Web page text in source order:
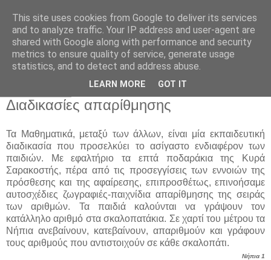
Παιδικός Σταθμός-
Νηπιαγωγείο "ΔΕΛΑΣΑΛ"
Διαδικασίες απαρίθμησης
Τα Μαθηματικά, μεταξύ των άλλων, είναι μία εκπαιδευτική
διαδικασία που προσελκύει το ασίγαστο ενδιαφέρον των
παιδιών. Με εφαλτήριο τα επτά ποδαράκια της Κυρά
Σαρακοστής, πέρα από τις προσεγγίσεις των εννοιών της
πρόσθεσης και της αφαίρεσης, επιπροσθέτως, επινοήσαμε
αυτοσχέδιες ζωγραφιές-παιχνίδια απαρίθμησης της σειράς
των αριθμών. Τα παιδιά καλούνται να γράψουν τον
κατάλληλο αριθμό στα σκαλοπατάκια. Σε χαρτί του μέτρου τα
Νήπια ανεβαίνουν, κατεβαίνουν, απαριθμούν και γράφουν
τους αριθμούς που αντιστοιχούν σε κάθε σκαλοπάτι.
Νήπια 1
This site uses cookies from Google to deliver its services
and to analyze traffic. Your IP address and user-agent are
shared with Google along with performance and security
metrics to ensure quality of service, generate usage
statistics, and to detect and address abuse.
LEARN MORE GOT IT